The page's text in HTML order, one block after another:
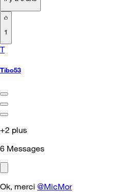
1
T
Tibo53
+2 plus
6 Messages
Ok, merci @MicMor